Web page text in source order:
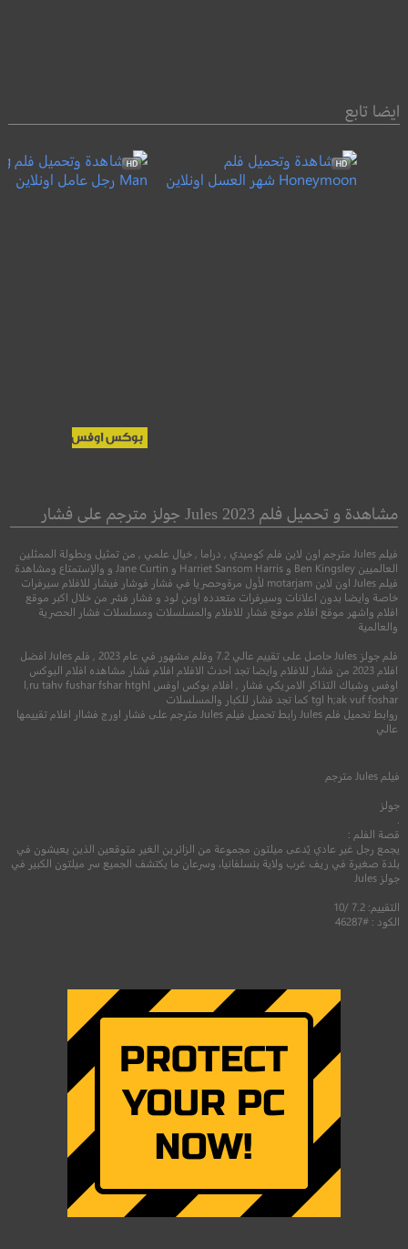
ايضا تابع
شهر العسل
رعب
رجل عامل
اكشن ●اثارة
مشاهدة و تحميل فلم Jules 2023 جولز مترجم على فشار
فيلم Jules مترجم اون لاين فلم كوميدي , دراما , خيال علمي , من تمثيل وبطولة الممثلين
العالميين Ben Kingsley و Harriet Sansom Harris و Jane Curtin و والإستمتاع ومشاهدة
فيلم Jules اون لاين motarjam لأول مرةوحصريا في فشار فوشار فيشار للافلام سيرفرات
خاصة وايضا بدون اعلانات وسيرفرات متعدده اوبن لود و فشار فشر من خلال اكبر موقع
افلام واشهر موقع افلام موقع فشار للافلام والمسلسلات ومسلسلات فشار الحصرية
والعالمية
فلم جولز Jules حاصل على تقييم عالي 7.2 وفلم مشهور في عام 2023 , فلم Jules افضل
افلام 2023 من فشار للافلام وايضا تجد احدث الافلام افلام فشار مشاهده افلام البوكس
اوفس وشباك التذاكر الامريكي فشار , افلام بوكس اوفس l,ru tahv fushar fshar htghl
tgl h;ak vuf foshar كما تجد فشار للكبار والمسلسلات
روابط تحميل فلم Jules رابط تحميل فيلم Jules مترجم على فشار اورج فشاار افلام تقييمها
عالي
فيلم Jules مترجم
جولز
قصة الفلم :
يجمع رجل غير عادي يُدعى ميلتون مجموعة من الزائرين الغير متوقعين الذين يعيشون في
بلدة صغيرة في ريف غرب ولاية بنسلفانيا، وسرعان ما يكتشف الجميع سر ميلتون الكبير في
جولز Jules
التقييم: 7.2 /10
الكود : #46287